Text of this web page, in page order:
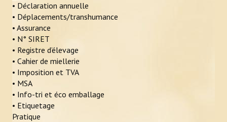
CONTACT
• Déclaration annuelle
• Déplacements/transhumance
• Assurance
• N° SIRET
• Registre d’élevage
• Cahier de miellerie
• Imposition et TVA
• MSA
• Info-tri et éco emballage
• Etiquetage
Pratique